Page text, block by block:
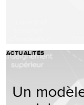
ACTUALITÉS
Un